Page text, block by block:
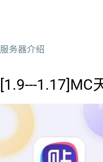
服务器介绍
[1.9---